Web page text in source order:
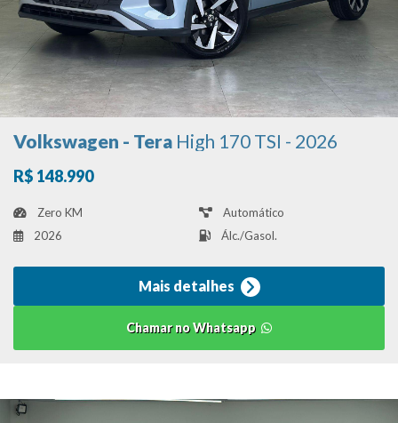
Volkswagen - Tera High 170 TSI - 2026
R$ 148.990
Zero KM
Automático
2026
Álc./Gasol.
Mais detalhes
Chamar no Whatsapp